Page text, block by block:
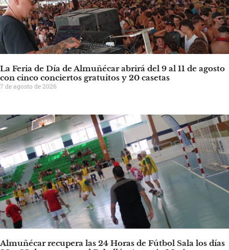
La Feria de Día de Almuñécar abrirá del 9 al 11 de agosto
con cinco conciertos gratuitos y 20 casetas
7 de agosto de 2026
Almuñécar recupera las 24 Horas de Fútbol Sala los días